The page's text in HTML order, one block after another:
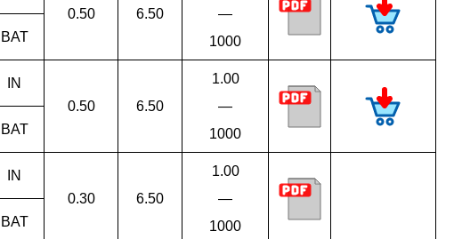
0.50
6.50
—
1000
BAT
IN
0.50
6.50
1.00
—
1000
BAT
IN
0.30
6.50
1.00
—
1000
BAT